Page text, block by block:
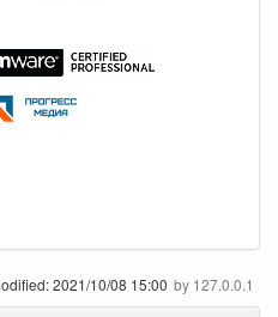
2021/10/08 15:00 by 127.0.0.1